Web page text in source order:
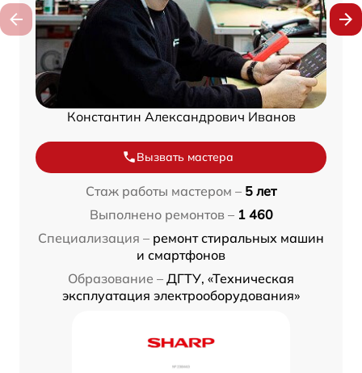
Константин Александрович Иванов
Вызвать мастера
Стаж работы мастером – 5 лет
Выполнено ремонтов – 1 460
Специализация – ремонт стиральных машин
и смартфонов
Образование – ДГТУ, «Техническая
эксплуатация электрооборудования»